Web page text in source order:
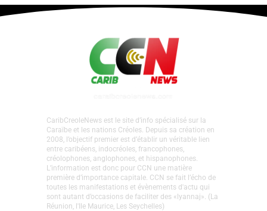
CaribCreoleNews est le site d’info spécialisé sur la
Caraïbe et les nations Créoles. Depuis sa création en
2008, l’objectif premier est d’établir un véritable lien
entre caribéens, indocréoles, francophones,
créolophones, anglophones, et hispanophones.
L’information est donc pour CCN une matière
première d’importance capitale. CCN se fait l’écho de
toutes les manifestations et évènements d'actu qui
sont autant d’occasions de faciliter des «lyannaj». (La
Réunion, l'Ile Maurice, Les Seychelles)